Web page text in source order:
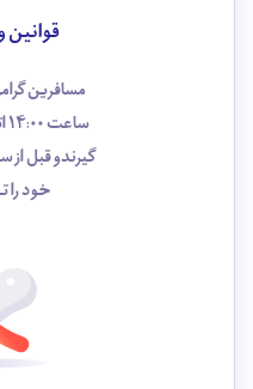
قوانین
مسافرین
خود